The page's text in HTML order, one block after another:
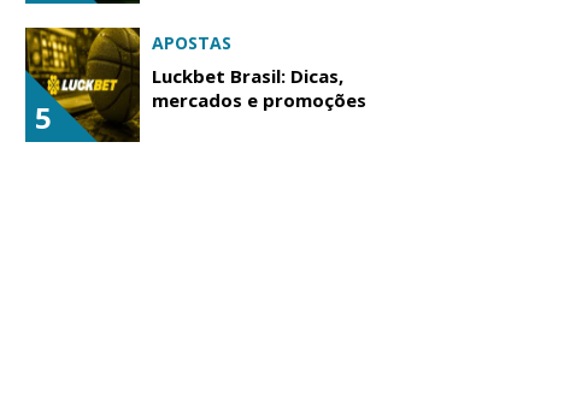
5
APOSTAS
Luckbet Brasil: Dicas,
mercados e promoções